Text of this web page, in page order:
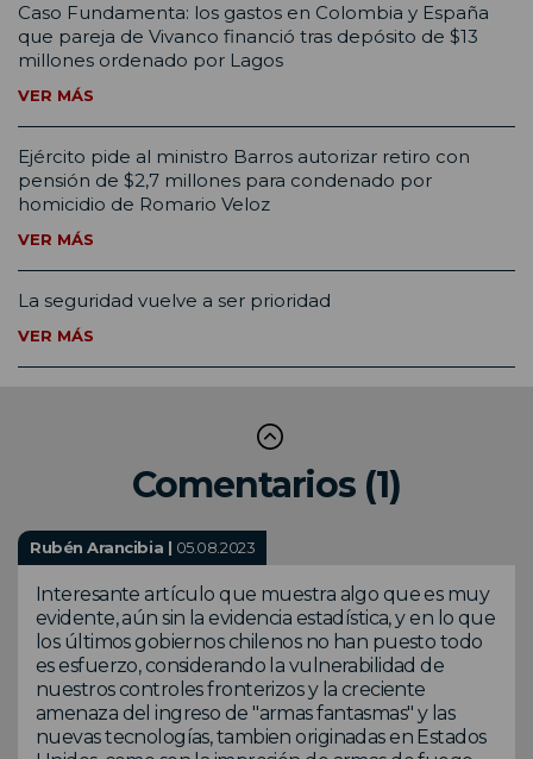
Caso Fundamenta: los gastos en Colombia y España
que pareja de Vivanco financió tras depósito de $13
millones ordenado por Lagos
VER MÁS
Ejército pide al ministro Barros autorizar retiro con
pensión de $2,7 millones para condenado por
homicidio de Romario Veloz
VER MÁS
La seguridad vuelve a ser prioridad
VER MÁS
Comentarios (1)
Rubén Arancibia | 05.08.2023
Interesante artículo que muestra algo que es muy
evidente, aún sin la evidencia estadística, y en lo que
los últimos gobiernos chilenos no han puesto todo
es esfuerzo, considerando la vulnerabilidad de
nuestros controles fronterizos y la creciente
amenaza del ingreso de "armas fantasmas" y las
nuevas tecnologías, tambien originadas en Estados